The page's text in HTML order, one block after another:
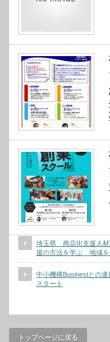
埼玉県 商店街支援人
援の方法を学ぶ 地域を
中小機構Businestとの
スタート
トップページに戻る